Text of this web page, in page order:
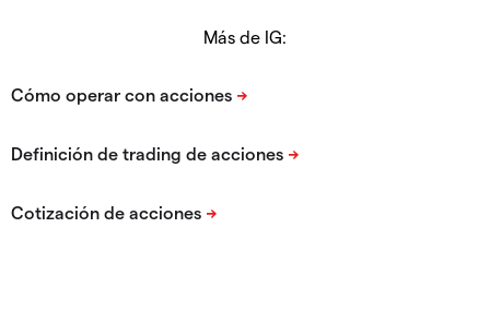
Más de IG: